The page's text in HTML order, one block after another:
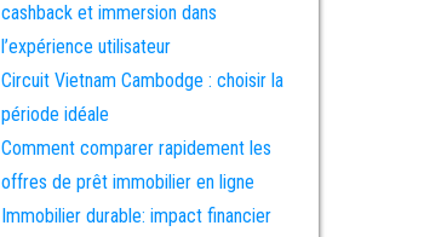
cashback et immersion dans
l’expérience utilisateur
Circuit Vietnam Cambodge : choisir la
période idéale
Comment comparer rapidement les
offres de prêt immobilier en ligne
Immobilier durable: impact financier